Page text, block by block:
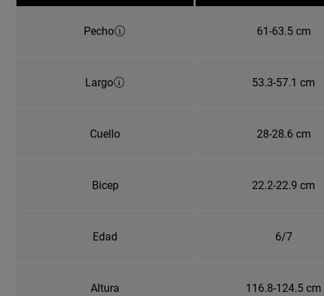
Pecho 61-63.5 cm
Largo 53.3-57.1 cm
Cuello 28-28.6 cm
Bicep 22.2-22.9 cm
Edad 6/7
Altura 116.8-124.5 cm